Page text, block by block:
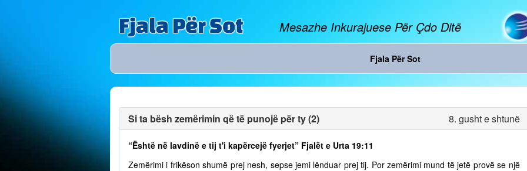
Fjala Për Sot Mesazhe Inkurajuese Për Çdo Ditë
Fjala Për Sot
Si ta bësh zemërimin që të punojë për ty (2) 8. gusht e shtunë
“Është në lavdinë e tij t'i kapërcejë fyerjet” Fjalët e Urta 19:11
Zemërimi i frikëson shumë prej nesh, sepse jemi lënduar prej tij. Por zemërimi mund të jetë provë se një